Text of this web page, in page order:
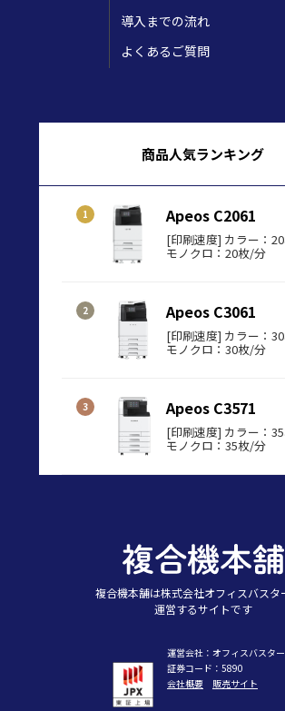
導入までの流れ
よくあるご質問
商品人気ランキング
Apeos C2061
[印刷速度] カラー：
モノクロ：20枚/分
Apeos C3061
[印刷速度] カラー：
モノクロ：30枚/分
Apeos C3571
[印刷速度] カラー：
モノクロ：35枚/分
複合機本舗は株式会社オフィスバスタ
運営するサイトです
運営会社：オフィスバスタ
証券コード：5890
会社概要
販売サイト